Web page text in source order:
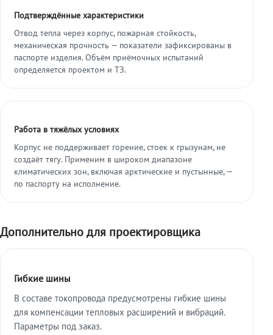
Подтверждённые характеристики
Отвод тепла через корпус, пожарная стойкость,
механическая прочность — показатели зафиксированы в
паспорте изделия. Объём приёмочных испытаний
определяется проектом и ТЗ.
Работа в тяжёлых условиях
Корпус не поддерживает горение, стоек к грызунам, не
создаёт тягу. Применим в широком диапазоне
климатических зон, включая арктические и пустынные, —
по паспорту на исполнение.
Дополнительно для проектировщика
Гибкие шины
В составе токопровода предусмотрены гибкие шины
для компенсации тепловых расширений и вибраций.
Параметры под заказ.